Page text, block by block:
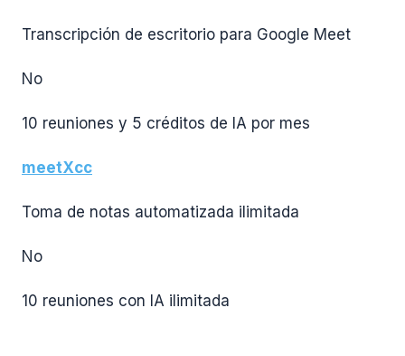
Transcripción de escritorio para Google Meet
No
10 reuniones y 5 créditos de IA por mes
meetXcc
Toma de notas automatizada ilimitada
No
10 reuniones con IA ilimitada